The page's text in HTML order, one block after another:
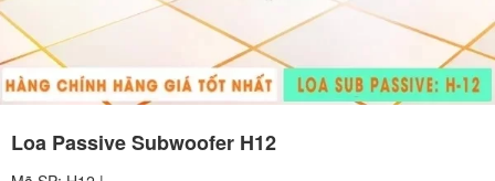
Loa Passive Subwoofer H12